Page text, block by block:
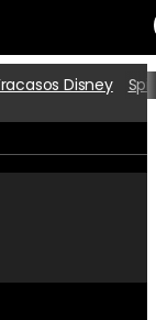
Películas
Disney